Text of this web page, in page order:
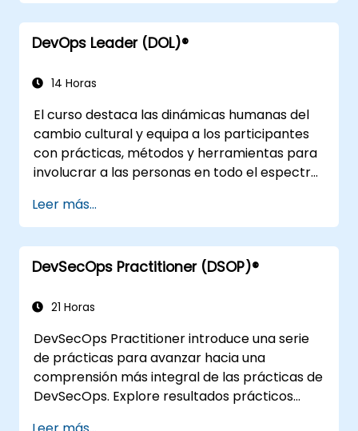
DevOps Leader (DOL)®
14 Horas
El curso destaca las dinámicas humanas del
cambio cultural y equipa a los participantes
con prácticas, métodos y herramientas para
involucrar a las personas en todo el espectro
reales y estudios de caso. Al completar el
curso, los participantes tendrán recursos
tangibles para utilizar cuando regresen a la
oficina, como la comprensión del mapeo de
Leer más...
DevSecOps Practitioner (DSOP)®
21 Horas
DevSecOps Practitioner introduce una serie
de prácticas para avanzar hacia una
comprensión más integral de las prácticas de
DevSecOps. Explore resultados prácticos